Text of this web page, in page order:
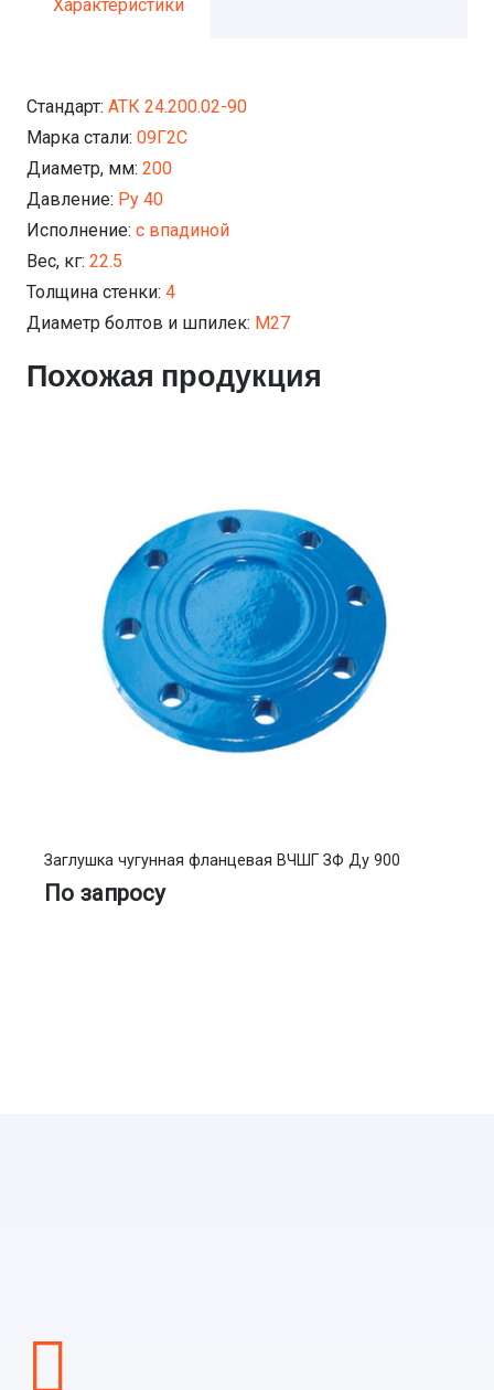
Характеристики
Стандарт: АТК 24.200.02-90
Марка стали: 09Г2С
Диаметр, мм: 200
Давление: Ру 40
Исполнение: с впадиной
Вес, кг: 22.5
Толщина стенки: 4
Диаметр болтов и шпилек: М27
Похожая продукция
Заглушка чугунная фланцевая ВЧШГ ЗФ Ду 900
По запросу